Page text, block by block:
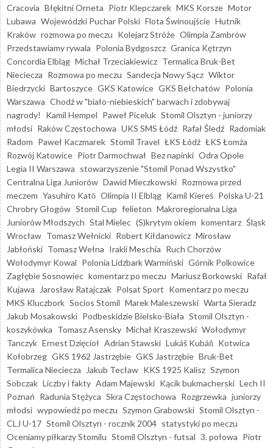
Cracovia Błękitni Orneta Piotr Klepczarek MKS Korsze Motor
Lubawa Wojewódzki Puchar Polski Flota Świnoujście Hutnik
Kraków rozmowa po meczu Kolejarz Stróże Olimpia Zambrów
Przedstawiamy rywala Polonia Bydgoszcz Granica Kętrzyn
Concordia Elbląg Michał Trzeciakiewicz Termalica Bruk-Bet
Nieciecza Rozmowa po meczu Sandecja Nowy Sącz Wiktor
Biedrzycki Bartoszyce GKS Katowice GKS Bełchatów Polonia
Warszawa Chodź w "biało-niebieskich" barwach i zdobywaj
nagrody!
Kamil Hempel Paweł Piceluk Stomil Olsztyn - juniorzy
młodsi Raków Częstochowa UKS SMS Łódź Rafał Śledź Radomiak
Radom Paweł Kaczmarek Stomil Travel ŁKS Łódź ŁKS Łomża
Rozwój Katowice Piotr Darmochwał Bez napinki Odra Opole
Legia II Warszawa stowarzyszenie "Stomil Ponad Wszystko"
Centralna Liga Juniorów Dawid Mieczkowski Rozmowa przed
meczem Yasuhiro Katō Olimpia II Elbląg Kamil Kiereś Polska U-21
Chrobry Głogów Stomil Cup felieton Makroregionalna Liga
Juniorów Młodszych Stal Mielec (S)krytym okiem komentarz Śląsk
Wrocław Tomasz Wełnicki Robert Kiłdanowicz Mirosław
Jabłoński Tomasz Wełna Irakli Meschia Ruch Chorzów
Wołodymyr Kowal Polonia Lidzbark Warmiński Górnik Polkowice
Zagłębie Sosnowiec komentarz po meczu Mariusz Borkowski Rafał
Kujawa
Jarosław Ratajczak Polsat Sport Komentarz po meczu
MKS Kluczbork Socios Stomil Marek Maleszewski Warta Sieradz
Jakub Mosakowski Podbeskidzie Bielsko-Biała Stomil Olsztyn -
koszykówka Tomasz Asensky Michał Kraszewski Wołodymyr
Tanczyk Ernest Dzięcioł Adrian Stawski Lukáš Kubáň Kotwica
Kołobrzeg GKS 1962 Jastrzębie GKS Jastrzębie Bruk-Bet
Termalica Nieciecza
Jakub Tecław KKS 1925 Kalisz Szymon
Sobczak Liczby i fakty Adam Majewski Kącik bukmacherski Lech II
Poznań Radunia Stężyca Skra Częstochowa Rozgrzewka juniorzy
młodsi wypowiedź po meczu Szymon Grabowski Stomil Olsztyn -
CLJ U-17 Stomil Olsztyn - rocznik 2004 statystyki po meczu
Oceniamy piłkarzy Stomilu Stomil Olsztyn - futsal 3. połowa Piotr